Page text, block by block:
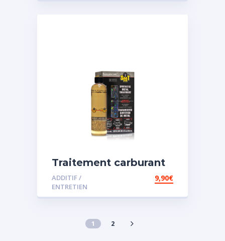
Traitement carburant
spécial essence
ADDITIF /
ENTRETIEN
9,90€
1 2